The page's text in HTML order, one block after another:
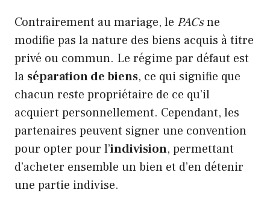
Contrairement au mariage, le PACsne
modifie pas la nature des biens acquis à titre
privé ou commun. Le régime par défaut est
la séparation de biens, ce qui signifie que
chacun reste propriétaire de ce qu’il
acquiert personnellement. Cependant, les
partenaires peuvent signer une convention
pour opter pour l’indivision, permettant
d’acheter ensemble un bien et d’en détenir
une partie indivise.